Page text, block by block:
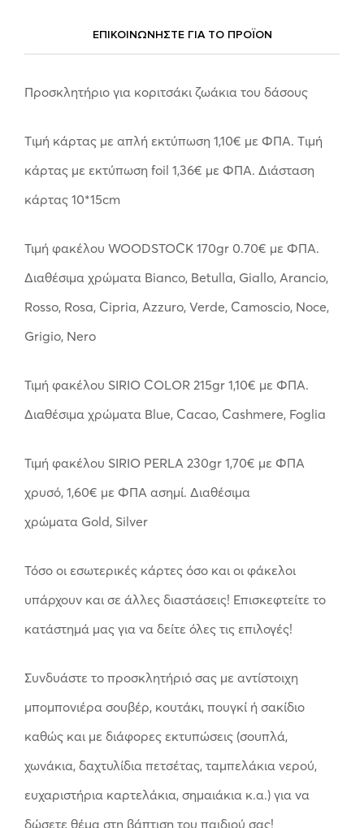
ΕΠΙΚΟΙΝΩΝΗΣΤΕ ΓΙΑ ΤΟ ΠΡΟΪOΝ
Προσκλητήριο για κοριτσάκι ζωάκια του δάσους
Tιμή κάρτας με απλή εκτύπωση 1,10€ με ΦΠΑ. Tιμή
κάρτας με εκτύπωση foil 1,36€ με ΦΠΑ. Διάσταση
κάρτας 10*15cm
Τιμή φακέλου WOODSTOCK 170gr 0.70€ με ΦΠΑ.
Διαθέσιμα χρώματα Bianco, Betulla, Giallo, Arancio,
Rosso, Rosa, Cipria, Azzuro, Verde, Camoscio, Noce,
Grigio, Nero
Τιμή φακέλου SIRIO COLOR 215gr 1,10€ με ΦΠΑ.
Διαθέσιμα χρώματα Blue, Cacao, Cashmere, Foglia
Τιμή φακέλου SIRIO PERLA 230gr 1,70€ με ΦΠΑ
χρυσό, 1,60€ με ΦΠΑ ασημί. Διαθέσιμα
χρώματα Gold, Silver
Τόσο οι εσωτερικές κάρτες όσο και οι φάκελοι
υπάρχουν και σε άλλες διαστάσεις! Επισκεφτείτε το
κατάστημά μας για να δείτε όλες τις επιλογές!
Συνδυάστε το προσκλητήριό σας με αντίστοιχη
μπομπονιέρα σουβέρ, κουτάκι, πουγκί ή σακίδιο
καθώς και με διάφορες εκτυπώσεις (σουπλά,
χωνάκια, δαχτυλίδια πετσέτας, ταμπελάκια νερού,
ευχαριστήρια καρτελάκια, σημαιάκια κ.α.) για να
δώσετε θέμα στη βάπτιση του παιδιού σας!